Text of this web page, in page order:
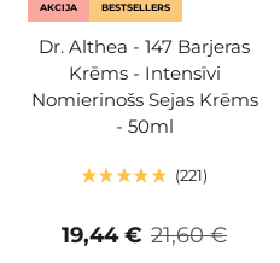
AKCIJA BESTSELLERS
Dr. Althea - 147 Barjeras
Krēms - Intensīvi
Nomierinošs Sejas Krēms
- 50ml
221
21,60 €
19,44 €